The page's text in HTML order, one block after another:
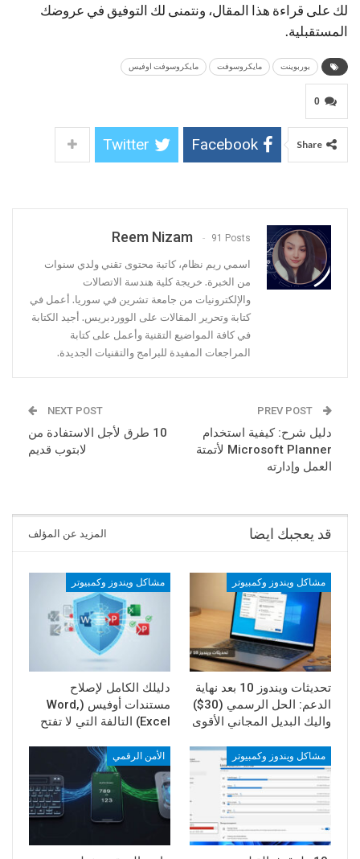
لك على قراءة هذا المقال، ونتمنى لك التوفيق في عروضك
المستقبلية.
بوربوينت مايكروسوفت مايكروسوفت اوفيس
0
Share
Facebook
Twitter
Reem Nizam 91 Posts
اسمي ريم نظام، كاتبة محتوى تقني ولدي سنوات
من الخبرة. خريجة كلية هندسة الاتصالات
والإلكترونيات من جامعة تشرين في سوريا. أعمل في
كتابة وتحرير المقالات على الووردبريس. أجيد الكتابة
في كافة المواضيع التقنية وأعمل على كتابة
المراجعات المفيدة للبرامج والتقنيات الجديدة.
دليل شرح: كيفية استخدام
Microsoft Planner لأتمتة
العمل وإدارته
NEXT POST
10 طرق لأجل الاستفادة من
لابتوب قديم
قد يعجبك ايضا المزيد عن المؤلف
مشاكل ويندوز وكمبيوتر
تحديثات ويندوز 10 بعد نهاية
الدعم: الحل الرسمي (30$)
واليك البديل المجاني الأقوى
مشاكل ويندوز وكمبيوتر
دليلك الكامل لإصلاح
مستندات أوفيس (Word,
Excel) التالفة التي لا تفتح
مشاكل ويندوز وكمبيوتر الأمن الرقمي